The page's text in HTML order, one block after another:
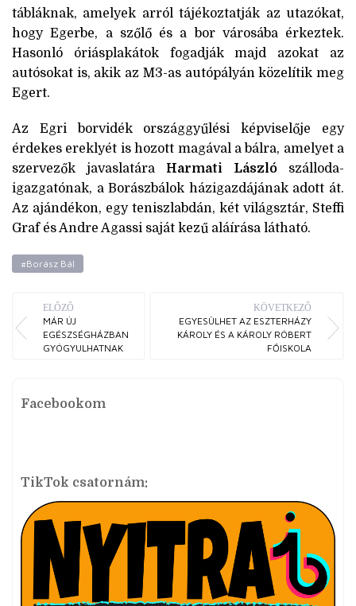
tábláknak, amelyek arról tájékoztatják az utazókat,
hogy Egerbe, a szőlő és a bor városába érkeztek.
Hasonló óriásplakátok fogadják majd azokat az
autósokat is, akik az M3-as autópályán közelítik meg
Egert.
Az Egri borvidék országgyűlési képviselője egy
érdekes ereklyét is hozott magával a bálra, amelyet a
szervezők javaslatára Harmati László szálloda-
igazgatónak, a Borászbálok házigazdájának adott át.
Az ajándékon, egy teniszlabdán, két világsztár, Steffi
Graf és Andre Agassi saját kezű aláírása látható.
#Borász Bál
ELŐZŐ
MÁR ÚJ
EGÉSZSÉGHÁZBAN
GYÓGYULHATNAK
KÖVETKEZŐ
EGYESÜLHET AZ ESZTERHÁZY
KÁROLY ÉS A KÁROLY RÓBERT
FŐISKOLA
Facebookom
TikTok csatornám: